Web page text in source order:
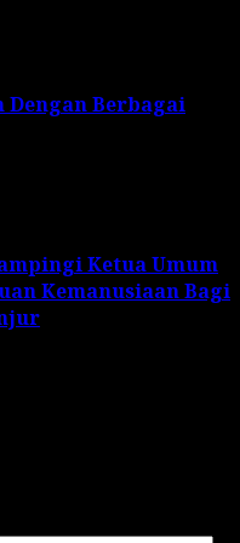
Dengan Berbagai
Ketua Umum
Kemanusiaan Bagi